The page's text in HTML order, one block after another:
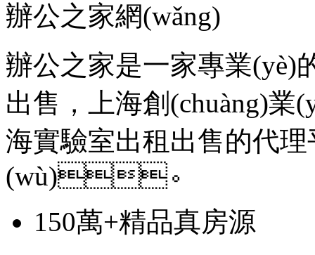
辦公之家網(wǎng)
辦公之家是一家專業(yè)
出售，上海創(chuàng)業
海實驗室出租出售的代
(wù)。
150萬+精品真房源